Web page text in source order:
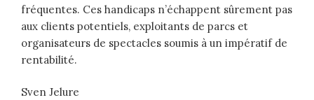
fréquentes. Ces handicaps n’échappent sûrement pas
aux clients potentiels, exploitants de parcs et
organisateurs de spectacles soumis à un impératif de
rentabilité.
Sven Jelure